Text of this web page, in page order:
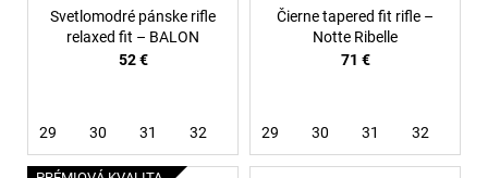
Svetlomodré pánske rifle
relaxed fit – BALON
52 €
29 30 31 32
Čierne tapered fit rifle –
Notte Ribelle
71 €
29 30 31 32